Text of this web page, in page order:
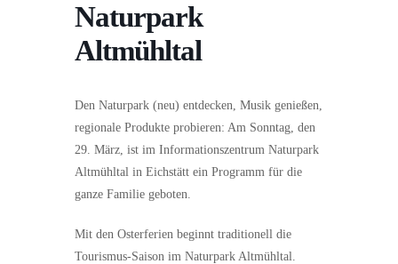
Naturpark
Altmühltal
Den Naturpark (neu) entdecken, Musik genießen,
regionale Produkte probieren: Am Sonntag, den
29. März, ist im Informationszentrum Naturpark
Altmühltal in Eichstätt ein Programm für die
ganze Familie geboten.
Mit den Osterferien beginnt traditionell die
Tourismus-Saison im Naturpark Altmühltal.